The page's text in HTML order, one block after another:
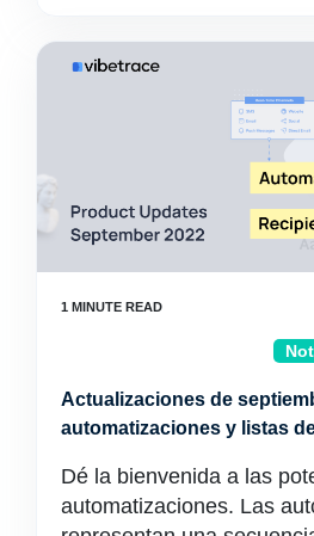
Actualizaciones de
automatizaciones y listas
Dé la bienvenida a las
automatizaciones. Las